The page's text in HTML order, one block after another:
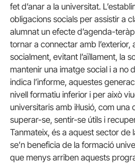
fet d’anar a la universitat.
obligacions socials per assistir a
alumnat un efecte d’agenda-
tornar a connectar amb l’exterior,
socialment, evitant l’aïllament, la
mantenir una imatge social i a no
indica l’informe, aquestes
nivell formatiu inferior i per això
universitaris amb il·lusió, com
superar-se, sentir-se útils i
Tanmateix, és a aquest sector de
se’n beneficia de la formació
que menys arriben aquests